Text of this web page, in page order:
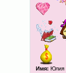
Имя: Юлия